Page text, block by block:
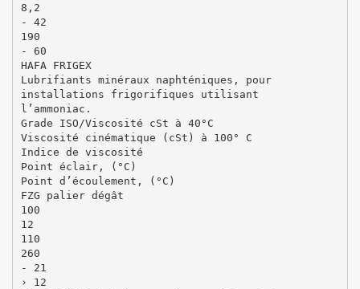
8,2
- 42
190
- 60
HAFA FRIGEX
Lubrifiants minéraux naphténiques, pour
installations frigorifiques utilisant
l’ammoniac.
Grade ISO/Viscosité cSt à 40°C
Viscosité cinématique (cSt) à 100° C
Indice de viscosité
Point éclair, (°C)
Point d’écoulement, (°C)
FZG palier dégât
100
12
110
260
- 21
› 12